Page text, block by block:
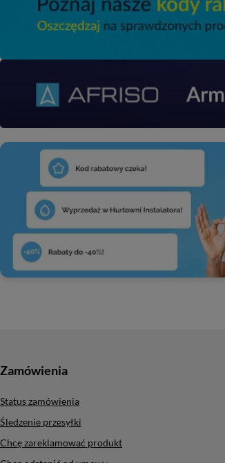
Zamówienia
Status zamówienia
Śledzenie przesyłki
Chcę zareklamować produkt